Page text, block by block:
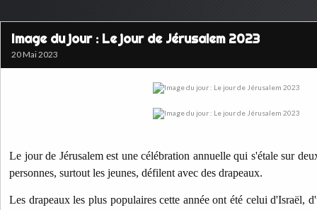
Image du jour : Le jour de Jérusalem 2023
20 Mai 2023
Le jour de Jérusalem est une célébration annuelle qui s'étale sur
personnes, surtout les jeunes, défilent avec des drapeaux.
Les drapeaux les plus populaires cette année ont été celui d'Israël,